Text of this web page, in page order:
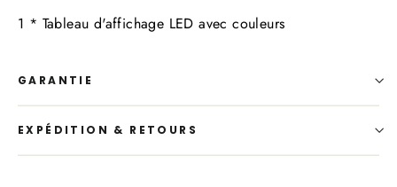
1 * Tableau d'affichage LED avec couleurs
GARANTIE
EXPÉDITION & RETOURS